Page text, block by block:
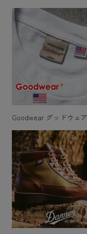
Goodwear グッドウェア